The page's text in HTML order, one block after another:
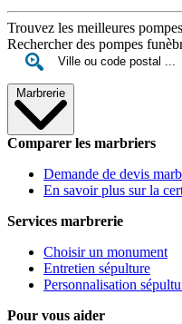
Trouvez les meilleures
Rechercher des pompes
Marbrerie
Comparer les marbriers
Demande de devis
En savoir plus sur la
Services marbrerie
Choisir un monument
Entretien sépulture
Personnalisation
Pour vous aider